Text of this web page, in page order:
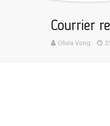
Courrier
Olivia Vong